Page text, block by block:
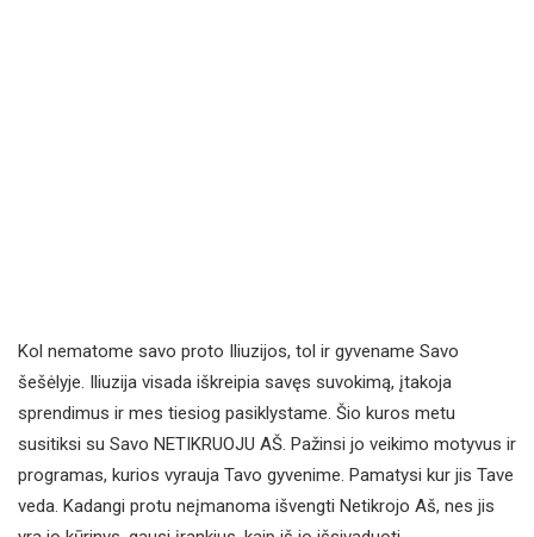
Kol nematome savo proto Iliuzijos, tol ir gyvename Savo
šešėlyje. Iliuzija visada iškreipia savęs suvokimą, įtakoja
sprendimus ir mes tiesiog pasiklystame. Šio kuros metu
susitiksi su Savo NETIKRUOJU AŠ. Pažinsi jo veikimo motyvus ir
programas, kurios vyrauja Tavo gyvenime. Pamatysi kur jis Tave
veda. Kadangi protu neįmanoma išvengti Netikrojo Aš, nes jis